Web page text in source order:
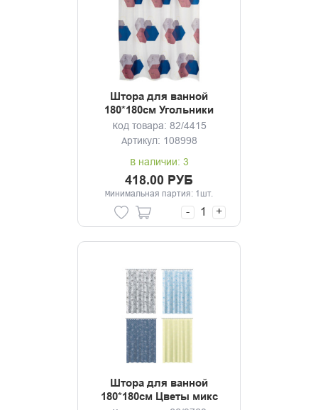
Штора для ванной
180*180см Угольники
Код товара: 82/4415
Артикул: 108998
В наличии: 3
418.00 РУБ
Минимальная партия: 1шт.
- +
Штора для ванной
180*180см Цветы микс